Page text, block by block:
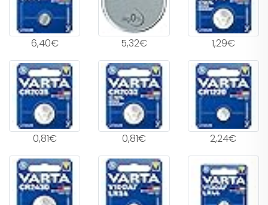
6,40€ 5,32€ 1,29€
0,81€ 0,81€ 2,24€